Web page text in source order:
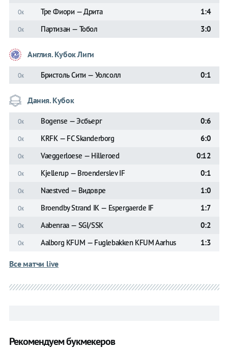
Ок Тре Фиори — Дрита 1:4
Ок Партизан — Тобол 3:0
Англия. Кубок Лиги
Ок Бристоль Сити — Уолсолл 0:1
Дания. Кубок
Ок Bogense — Эсбьерг 0:6
Ок KRFK — FC Skanderborg 6:0
Ок Vaeggerloese — Hilleroed 0:12
Ок Kjellerup — Broenderslev IF 0:1
Ок Naestved — Видовре 1:0
Ок Broendby Strand IK — Espergaerde IF 1:7
Ок Aabenraa — SGI/SSK 0:2
Ок Aalborg KFUM — Fuglebakken KFUM Aarhus 1:3
Все матчи live
Рекомендуем букмекеров